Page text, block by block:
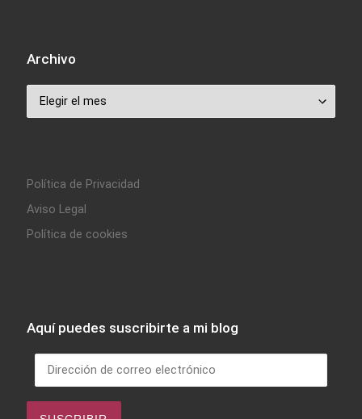
Archivo
Archivo
Política de Privacidad
Aviso Legal
Política de cookies
Aquí puedes suscribirte a mi blog
Dirección de correo electrónico